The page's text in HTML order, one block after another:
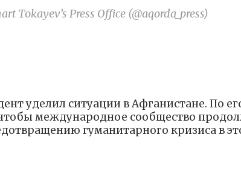
Tokayev’s Press Office (@aqorda_press)
уделил ситуации в Афганистане. По
международное сообщество
гуманитарного кризиса в